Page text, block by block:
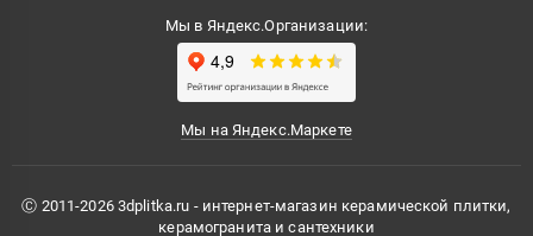
Мы в Яндекс.Организации:
Мы на Яндекс.Маркете
Ⓒ 2011-2026 3dplitka.ru - интернет-магазин керамической плитки,
керамогранита и сантехники